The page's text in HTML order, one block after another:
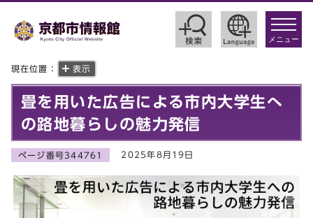
toggle
メニュー
現在位置： 表示
畳を用いた広告による市内大学生へ
の路地暮らしの魅力発信
ページ番号344761 2025年8月19日